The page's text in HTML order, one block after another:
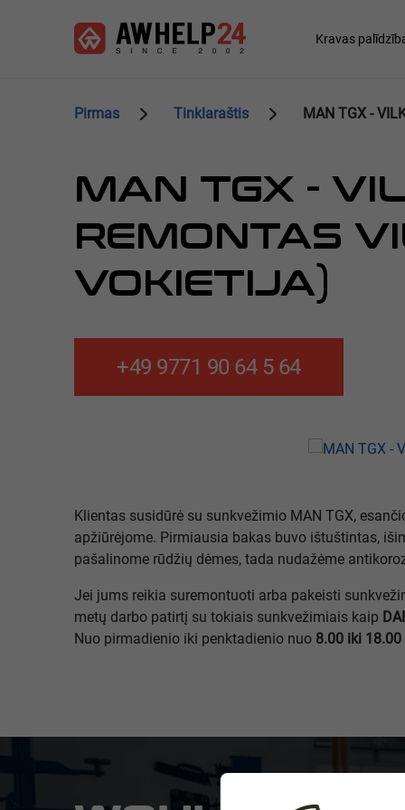
Main
Kravas
Pirmas Tinklaraštis MAN TGX -
MAN TGX -
REMONTAS
VOKIETIJA)
+49 9771 90 64 5 64
Klientas susidūrė su sunkvežimio MAN TGX,
apžiūrėjome. Pirmiausia bakas buvo ištuštintas,
pašalinome rūdžių dėmes, tada nudažėme
Jei jums reikia suremontuoti arba pakeisti
metų darbo patirtį su tokiais sunkvežimiais kaip
Nuo pirmadienio iki penktadienio nuo 8.00 iki 18.00